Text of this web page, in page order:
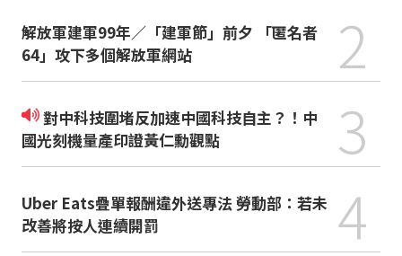
解放軍建軍99年／「建軍節」前夕 「匿名者
64」攻下多個解放軍網站
2
對中科技圍堵反加速中國科技自主？！中
國光刻機量產印證黃仁勳觀點
3
Uber Eats疊單報酬違外送專法 勞動部：若未
改善將按人連續開罰
4